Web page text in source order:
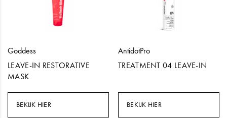
Goddess
LEAVE-IN RESTORATIVE
MASK
BEKIJK HIER
AntidotPro
TREATMENT 04 LEAVE-IN
BEKIJK HIER